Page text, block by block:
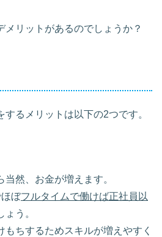
メリットがあるのでしょうか？
るメリットは以下の2つです。
然、お金が増えます。
ぼフルタイムで働けば正社員以
ょう。
もちするためスキルが増えやすく